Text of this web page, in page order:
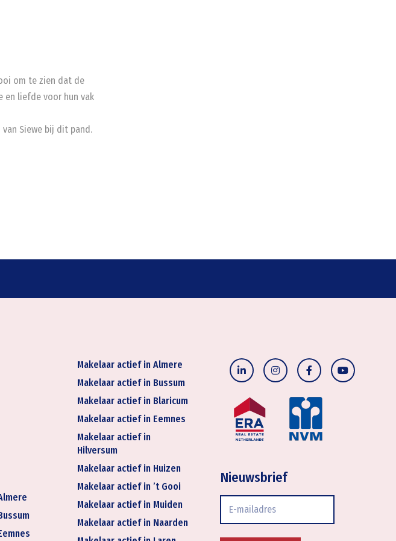
om te zien dat de
en liefde voor hun vak
Siewe bij dit pand.
Makelaar actief in Almere
Makelaar actief in Bussum
Makelaar actief in Blaricum
Makelaar actief in Eemnes
Makelaar actief in
Hilversum
Makelaar actief in Huizen
Makelaar actief in ’t Gooi
Makelaar actief in Muiden
Makelaar actief in Naarden
Nieuwsbrief